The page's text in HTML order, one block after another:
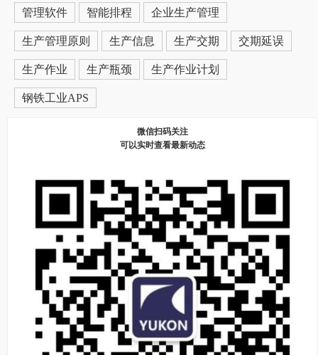
管理软件 智能排程 企业生产管理
生产管理原则 生产信息 生产交期 交期延误
生产作业 生产瓶颈 生产作业计划
钢铁工业APS
微信扫码关注
可以实时查看最新动态